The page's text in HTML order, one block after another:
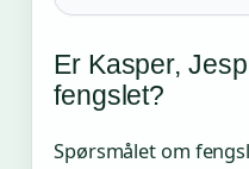
Er Kasper,
fengslet?
Spørsmålet om